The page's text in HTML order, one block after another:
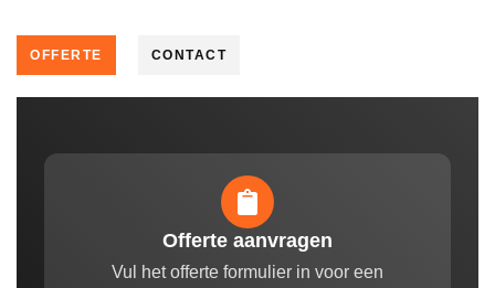
OFFERTE CONTACT
Offerte aanvragen
Vul het offerte formulier in voor een